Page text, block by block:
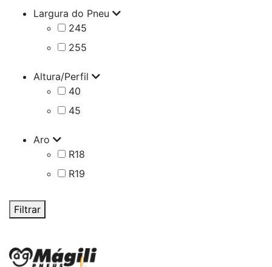
Largura do Pneu
245
255
Altura/Perfil
40
45
Aro
R18
R19
Filtrar